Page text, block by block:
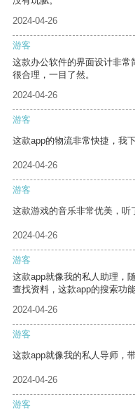
2024-04-26
游客
这款办公软件的界面设计非
很合理，一目了然。
2024-04-26
游客
这款app的物流非常快捷，我
2024-04-26
游客
这款游戏的音乐非常优美，听
2024-04-26
游客
这款app就像我的私人助理，
查找资料，这款app的搜索功
2024-04-26
游客
这款app就像我的私人导师，
2024-04-26
游客